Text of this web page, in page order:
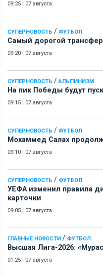
09:25 07 августа
СУПЕРНОВОСТЬ / ФУТБОЛ
Самый дорогой трансфер
09:20 07 августа
СУПЕРНОВОСТЬ / АЛЬПИНИЗМ
На пик Победы будут
09:15 07 августа
СУПЕРНОВОСТЬ / ФУТБОЛ
Мохаммед Салах
09:10 07 августа
СУПЕРНОВОСТЬ / ФУТБОЛ
УЕФА изменил правила
карточки
09:05 07 августа
ГЛАВНЫЕ НОВОСТИ / ФУТБОЛ
Высшая Лига-2026:
01:25 07 августа